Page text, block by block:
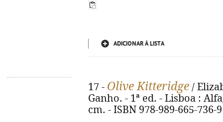
ADICIONAR À LISTA
17 - Olive Kitteridge /
Ganho. - 1ª ed. - Lisboa :
cm. - ISBN 978-989-665-736-9